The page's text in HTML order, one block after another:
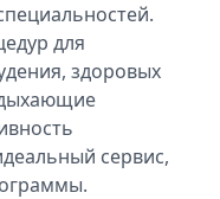
для
здоровых
сервис,